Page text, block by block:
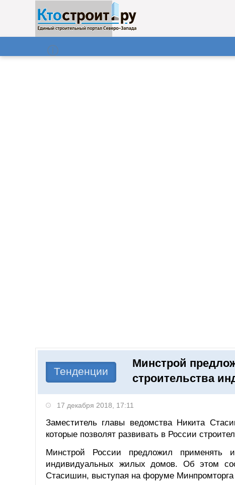
КОМПАНИИ
Тенденции
Минстрой
строительства
17 декабря 2018, 17:11
Заместитель главы ведомства Никита
которые позволят развивать в России
Минстрой России предложил применять
индивидуальных жилых домов. Об этом
Стасишин, выступая на форуме